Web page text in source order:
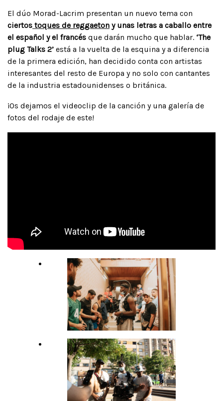
El dúo Morad-Lacrim presentan un nuevo tema con
ciertos toques de reggaeton y unas letras a caballo entre
el español y el francés que darán mucho que hablar. ‘The
plug Talks 2’ está a la vuelta de la esquina y a diferencia
de la primera edición, han decidido conta con artistas
interesantes del resto de Europa y no solo con cantantes
de la industria estadounidenses o británica.
¡Os dejamos el videoclip de la canción y una galería de
fotos del rodaje de este!